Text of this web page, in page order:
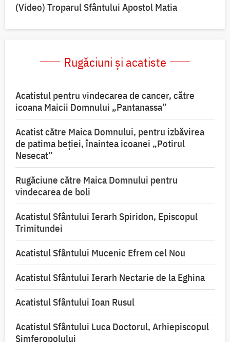
(Video) Troparul Sfântului Apostol Matia
Rugăciuni și acatiste
Acatistul pentru vindecarea de cancer, către
icoana Maicii Domnului „Pantanassa”
Acatist către Maica Domnului, pentru izbăvirea
de patima beției, înaintea icoanei „Potirul
Nesecat”
Rugăciune către Maica Domnului pentru
vindecarea de boli
Acatistul Sfântului Ierarh Spiridon, Episcopul
Trimitundei
Acatistul Sfântului Mucenic Efrem cel Nou
Acatistul Sfântului Ierarh Nectarie de la Eghina
Acatistul Sfântului Ioan Rusul
Acatistul Sfântului Luca Doctorul, Arhiepiscopul
Simferopolului